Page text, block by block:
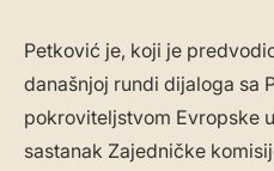
Petković je, koji je
današnjoj rundi dijaloga sa
pokroviteljstvom Evropske
sastanak Zajedničke